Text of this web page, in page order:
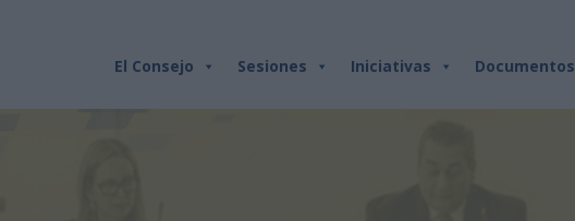
El Consejo Sesiones Iniciativas Documentos